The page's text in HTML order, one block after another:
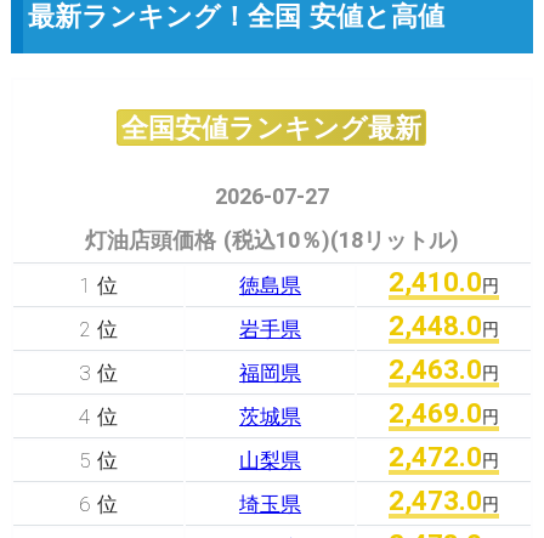
最新ランキング！全国 安値と高値
全国安値ランキング最新
2026-07-27
灯油店頭価格 (税込10％)(18リットル)
1 位 徳島県 2,410.0円
2 位 岩手県 2,448.0円
3 位 福岡県 2,463.0円
4 位 茨城県 2,469.0円
5 位 山梨県 2,472.0円
6 位 埼玉県 2,473.0円